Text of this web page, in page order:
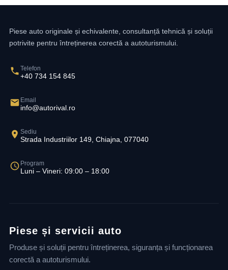
Piese auto originale și echivalente, consultanță tehnică și soluții
potrivite pentru întreținerea corectă a autoturismului.
Telefon
+40 734 154 845
Email
info@autorival.ro
Sediu
Strada Industriilor 149, Chiajna, 077040
Program
Luni – Vineri: 09:00 – 18:00
Piese și servicii auto
Produse și soluții pentru întreținerea, siguranța și funcționarea
corectă a autoturismului.